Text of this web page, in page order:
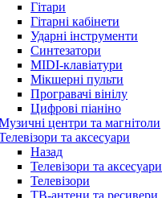
Гітари
Гітарні кабінети
Ударні інструменти
Синтезатори
MIDI-клавіатури
Мікшерні пульти
Програвачі вінілу
Цифрові піаніно
центри та магнітоли
та аксесуари
Назад
Телевізори та аксесуари
Телевізори
ТВ-антени та ресивери